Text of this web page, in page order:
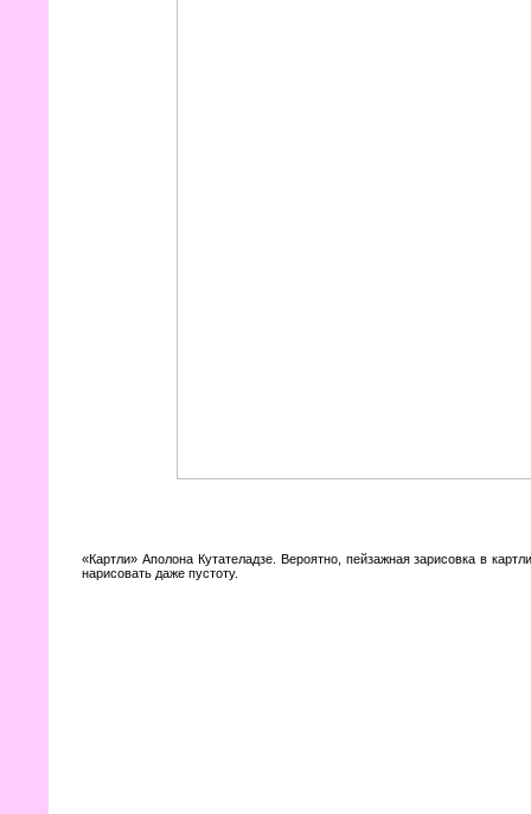
«Картли» Аполона Кутателадзе. Вероятно, пейзажная зарисовка в
нарисовать даже пустоту.